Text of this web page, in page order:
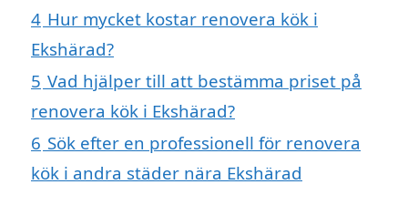
4 Hur mycket kostar renovera kök i
Ekshärad?
5 Vad hjälper till att bestämma priset på
renovera kök i Ekshärad?
6 Sök efter en professionell för renovera
kök i andra städer nära Ekshärad